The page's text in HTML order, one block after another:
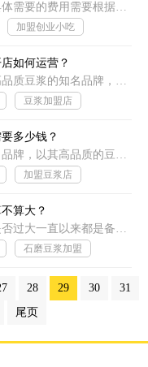
开设一家浆小白豆浆店，具体需要的费用需要根据多种因素进行评估，包括但不限于店铺规模、装修风格、地区经济状况等
加盟创业小吃
如何运营？
浆小白是一家专注于生产高品质豆浆的知名品牌，其豆浆口味独特，营养丰富，深受广大消费者的喜爱。在市场上，浆小白的豆浆产品凭借其独特的口感和良好的品质
豆浆加盟店
多少钱？
浆小白豆浆，作为一家知名品牌，以其高品质的豆浆和周到的服务赢得了广大消费者的喜爱。如今，加盟浆小白豆浆是一个非常不错的选择
加盟豆浆店
算大？
浆小白豆浆加盟开店投入是否过大一直以来都是备受关注的问题。那么，我们来深入探讨一下这个问题。
石磨豆浆加盟
28 29 30
31
尾页